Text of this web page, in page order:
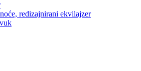
redizajnirani ekvilajzer